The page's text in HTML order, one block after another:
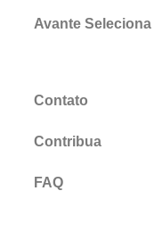
Avante Seleciona
Contato
Contribua
FAQ